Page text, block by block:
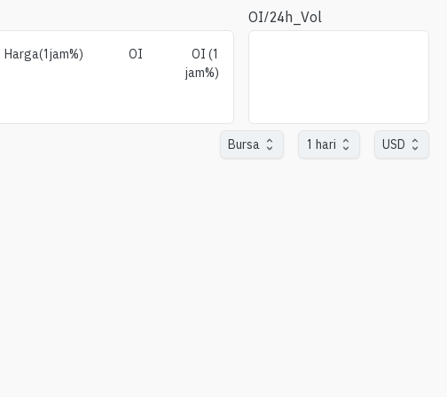
Harga(1jam%) OI
OI (1
jam%)
OI/24h_Vol
Bursa 1 hari USD